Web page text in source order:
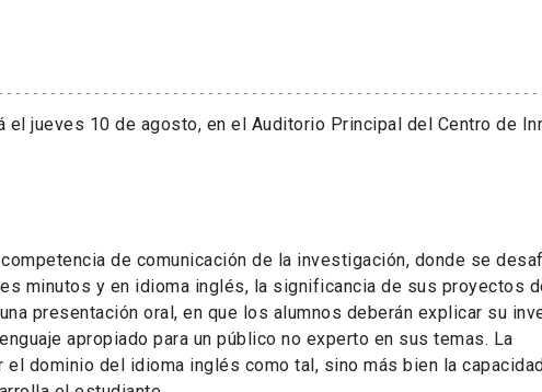
el jueves 10 de agosto, en el Auditorio Principal del Centro de
de comunicación de la investigación, donde se
minutos y en idioma inglés, la significancia de sus proyectos
presentación oral, en que los alumnos deberán explicar su
apropiado para un público no experto en sus temas. La
dominio del idioma inglés como tal, sino más bien la